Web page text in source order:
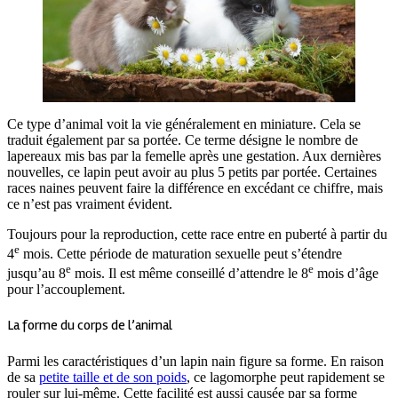
Ce type d’animal voit la vie généralement en miniature. Cela se
traduit également par sa portée. Ce terme désigne le nombre de
lapereaux mis bas par la femelle après une gestation. Aux dernières
nouvelles, ce lapin peut avoir au plus 5 petits par portée. Certaines
races naines peuvent faire la différence en excédant ce chiffre, mais
ce n’est pas vraiment évident.
Toujours pour la reproduction, cette race entre en puberté à partir du
4e mois. Cette période de maturation sexuelle peut s’étendre
jusqu’au 8e mois. Il est même conseillé d’attendre le 8e mois d’âge
pour l’accouplement.
La forme du corps de l’animal
Parmi les caractéristiques d’un lapin nain figure sa forme. En raison
de sa petite taille et de son poids, ce lagomorphe peut rapidement se
rouler sur lui-même. Cette facilité est aussi causée par sa forme